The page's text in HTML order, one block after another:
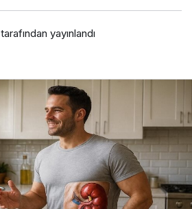
tarafından yayınlandı